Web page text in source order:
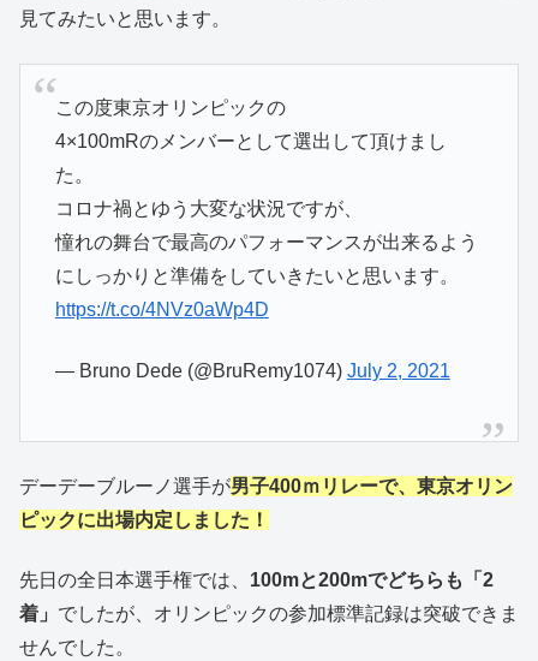
見てみたいと思います。
この度東京オリンピックの
4×100mRのメンバーとして選出して頂けまし
た。
コロナ禍とゆう大変な状況ですが、
憧れの舞台で最高のパフォーマンスが出来るよう
にしっかりと準備をしていきたいと思います。
https://t.co/4NVz0aWp4D
— Bruno Dede (@BruRemy1074) July 2, 2021
デーデーブルーノ選手が男子400ｍリレーで、東京オリン
ピックに出場内定しました！
先日の全日本選手権では、 100mと200mでどちらも「2
着」 でしたが、オリンピックの参加標準記録は突破できま
せんでした。